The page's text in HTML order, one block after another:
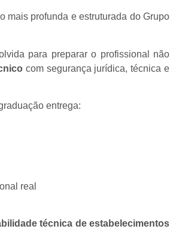
mais profunda e estruturada do Grupo
para preparar o profissional não
com segurança jurídica, técnica e
entrega:
real
técnica de estabelecimentos